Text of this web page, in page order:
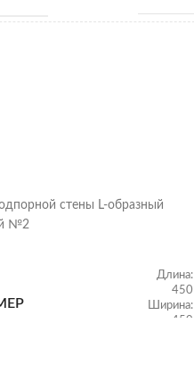
стены L-образный
№2
Длина:
450
Ширина:
450